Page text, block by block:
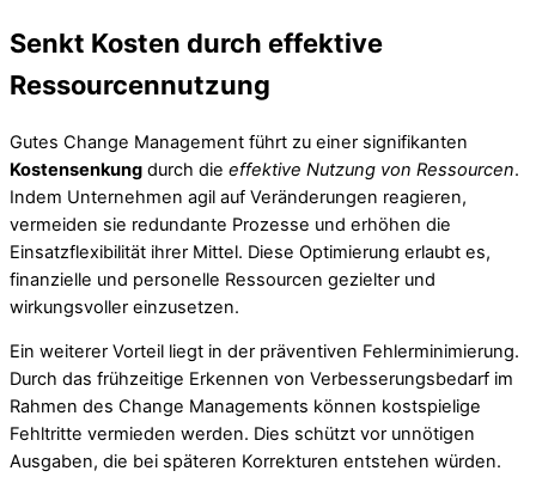
Senkt Kosten durch effektive
Ressourcennutzung
Gutes Change Management führt zu einer signifikanten
Kostensenkung durch die effektive Nutzung von Ressourcen.
Indem Unternehmen agil auf Veränderungen reagieren,
vermeiden sie redundante Prozesse und erhöhen die
Einsatzflexibilität ihrer Mittel. Diese Optimierung erlaubt es,
finanzielle und personelle Ressourcen gezielter und
wirkungsvoller einzusetzen.
Ein weiterer Vorteil liegt in der präventiven Fehlerminimierung.
Durch das frühzeitige Erkennen von Verbesserungsbedarf im
Rahmen des Change Managements können kostspielige
Fehltritte vermieden werden. Dies schützt vor unnötigen
Ausgaben, die bei späteren Korrekturen entstehen würden.